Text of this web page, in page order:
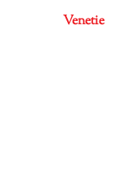
Venetie